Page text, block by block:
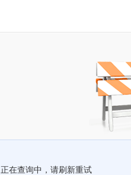
正在查询中，请刷新重试